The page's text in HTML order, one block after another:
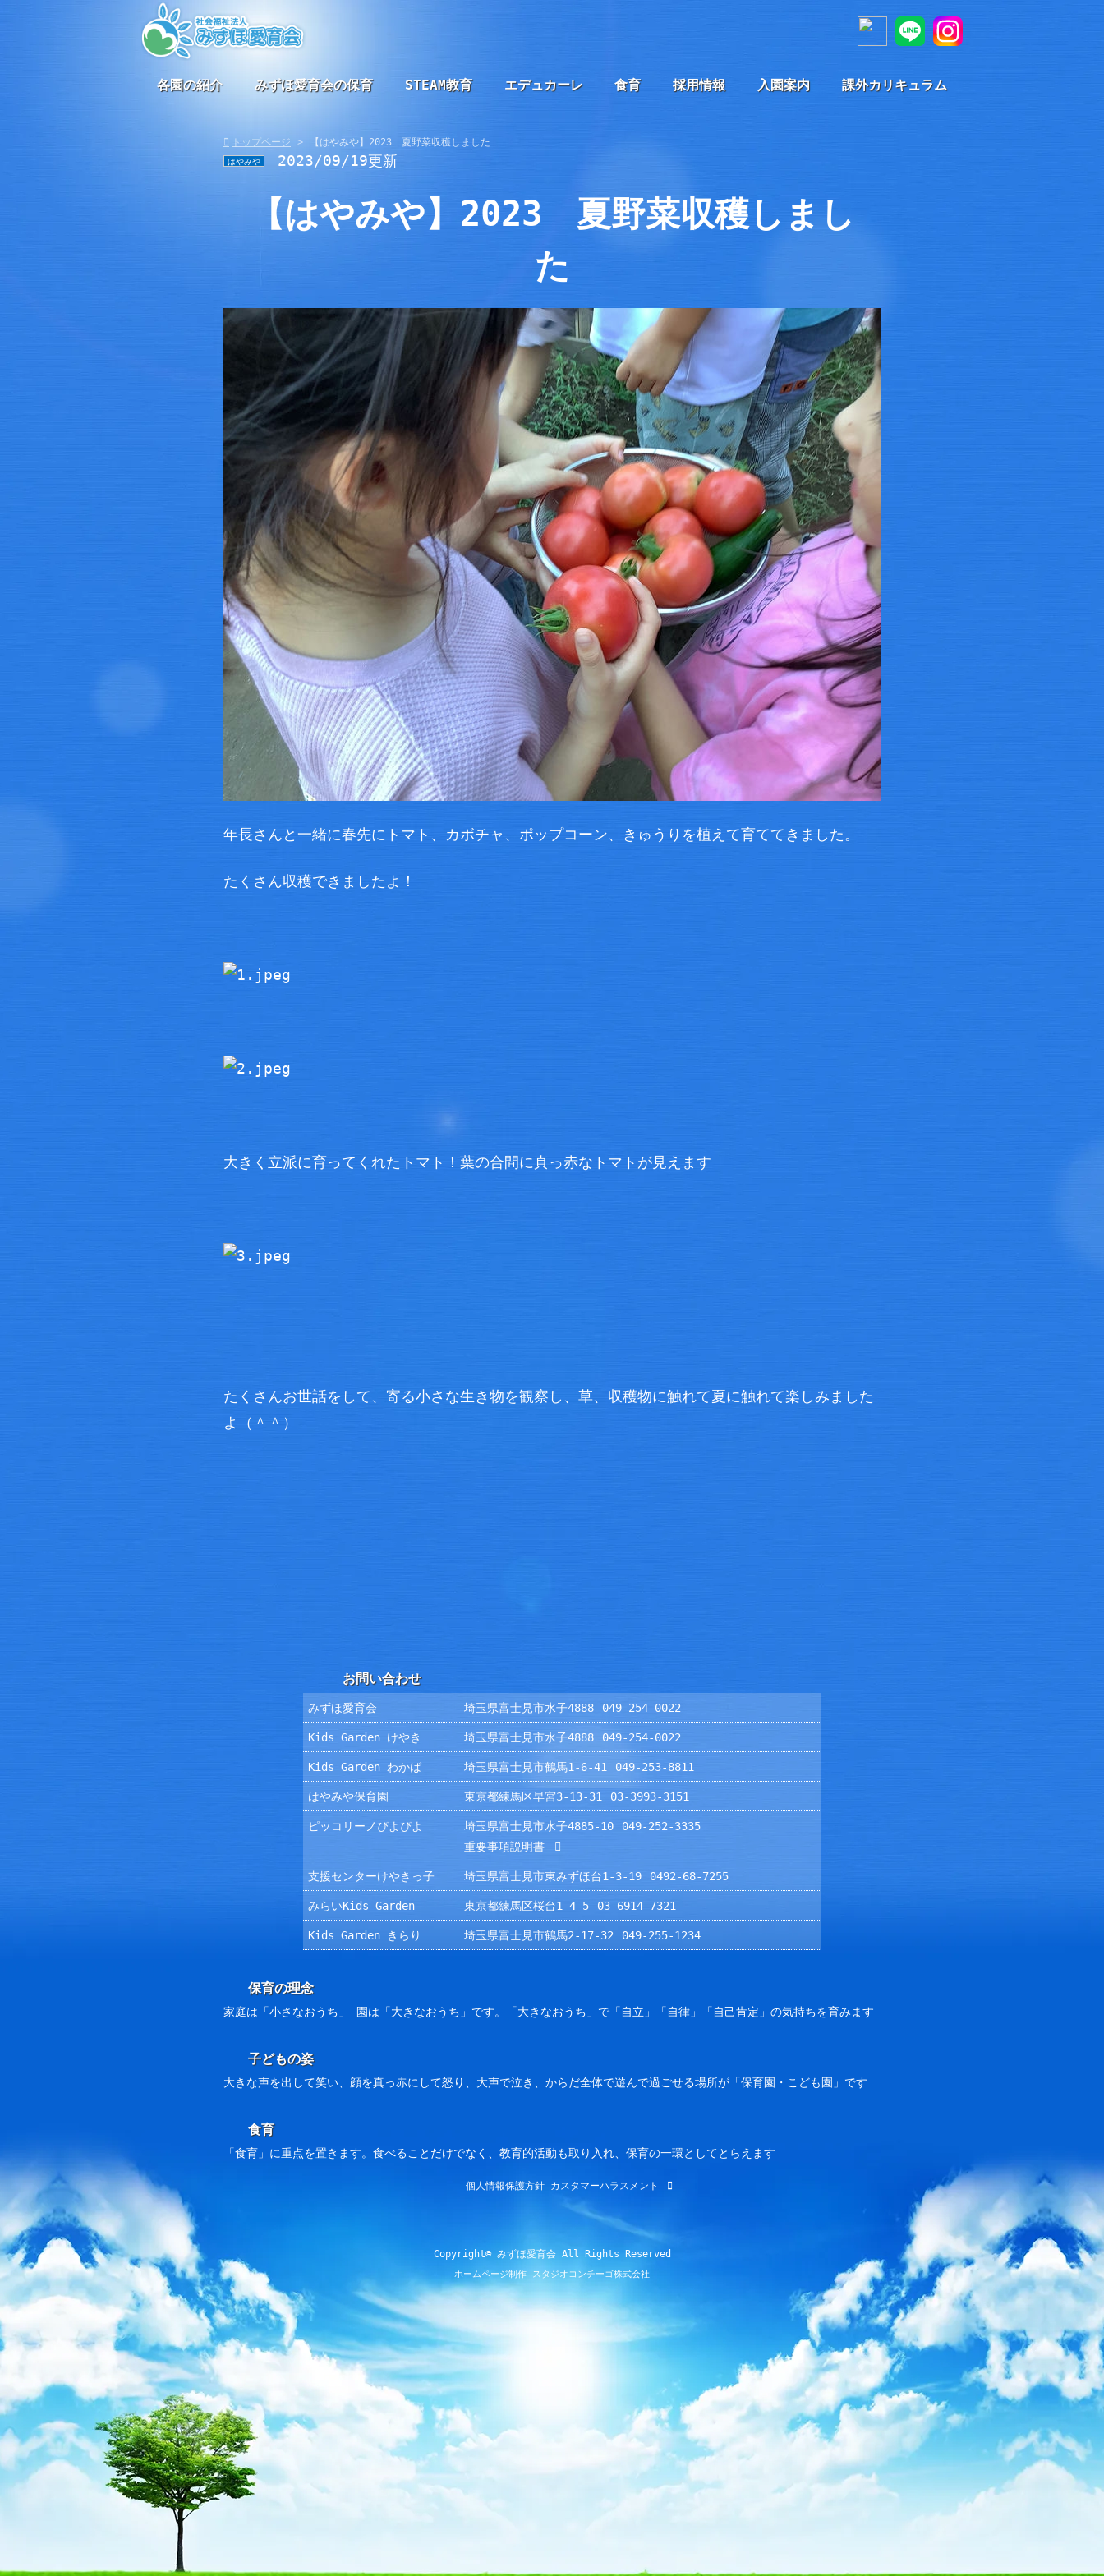
各園の紹介 みずほ愛育会の保育 STEAM教育 エデュカーレ 食育 採用情報 入園案内 課外カリキュラム
トップページ 【はやみや】2023 夏野菜収穫しました
はやみや 2023/09/19更新
【はやみや】2023 夏野菜収穫しまし
た
年長さんと一緒に春先にトマト、カボチャ、ポップコーン、きゅうりを植えて育ててきました。
たくさん収穫できましたよ！
大きく立派に育ってくれたトマト！葉の合間に真っ赤なトマトが見えます
たくさんお世話をして、寄る小さな生き物を観察し、草、収穫物に触れて夏に触れて楽しみました
よ（＾＾）
お問い合わせ
みずほ愛育会 埼玉県富士見市水子4888 049-254-0022
Kids Garden けやき 埼玉県富士見市水子4888 049-254-0022
Kids Garden わかば 埼玉県富士見市鶴馬1-6-41 049-253-8811
はやみや保育園 東京都練馬区早宮3-13-31 03-3993-3151
ピッコリーノぴよぴよ 埼玉県富士見市水子4885-10
049-252-3335
重要事項説明書
支援センターけやきっ子 埼玉県富士見市東みずほ台1-3-19 0492-68-7255
みらいKids Garden 東京都練馬区桜台1-4-5 03-6914-7321
Kids Garden きらり 埼玉県富士見市鶴馬2-17-32 049-255-1234
保育の理念
家庭は「小さなおうち」 園は「大きなおうち」です。「大きなおうち」で「自立」「自律」「自己肯定」の気持ちを育みます
子どもの姿
大きな声を出して笑い、顔を真っ赤にして怒り、大声で泣き、からだ全体で遊んで過ごせる場所が「保育園・こども園」です
食育
「食育」に重点を置きます。食べることだけでなく、教育的活動も取り入れ、保育の一環としてとらえます
個人情報保護方針 カスタマーハラスメント
Copyright© みずほ愛育会 All Rights Reserved
ホームページ制作 スタジオコンチーゴ株式会社